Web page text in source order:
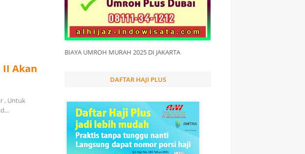
II Akan
, Untuk
BIAYA UMROH MURAH 2025 DI JAKARTA
DAFTAR HAJI PLUS